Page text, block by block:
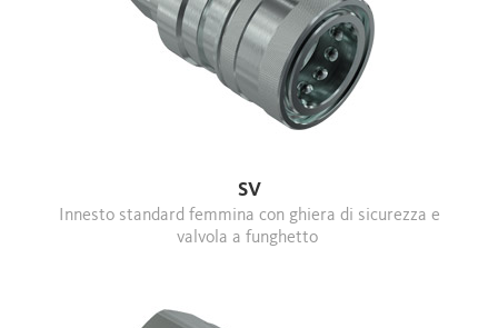
SV
valvola a funghetto